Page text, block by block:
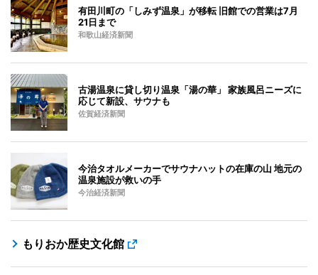
有田川町の「しみず温泉」が移転 旧館での営業は7月
21日まで
和歌山経済新聞
古湯温泉に貸し切り温泉「湯の華」 家族風呂ニーズに
応じて新設、サウナも
佐賀経済新聞
今治タオルメーカーでサウナハットの在庫の山 地元の
温泉施設が救いの手
今治経済新聞
もりおか歴史文化館